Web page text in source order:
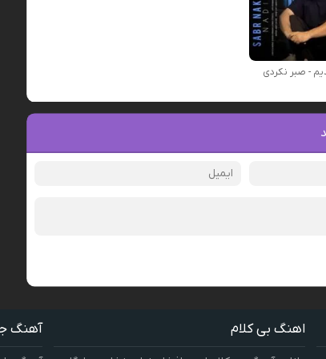
- صبر نکردی
اهنگ بی کلام آهنگ